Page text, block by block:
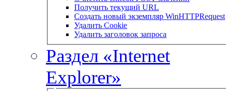
Получить текущий URL
Создать новый экземпляр WinHTTPRequest
Удалить Cookie
Удалить заголовок запроса
Раздел «Internet
Explorer»